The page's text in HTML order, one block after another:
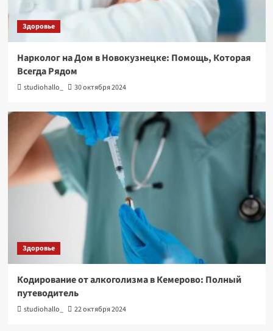
Здоровье
Нарколог на Дом в Новокузнецке: Помощь, Которая
Всегда Рядом
studiohallo_ 30 октября 2024
Здоровье
Кодирование от алкоголизма в Кемерово: Полный
путеводитель
studiohallo_ 22 октября 2024